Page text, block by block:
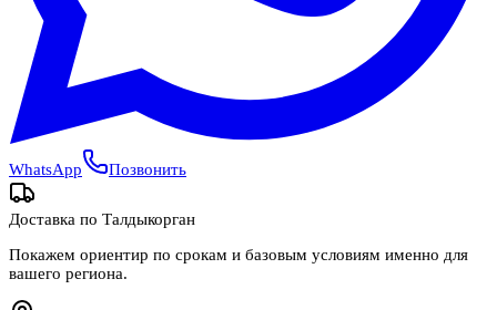
WhatsApp Позвонить
Доставка по Талдыкорган
Покажем ориентир по срокам и базовым условиям именно для
вашего региона.